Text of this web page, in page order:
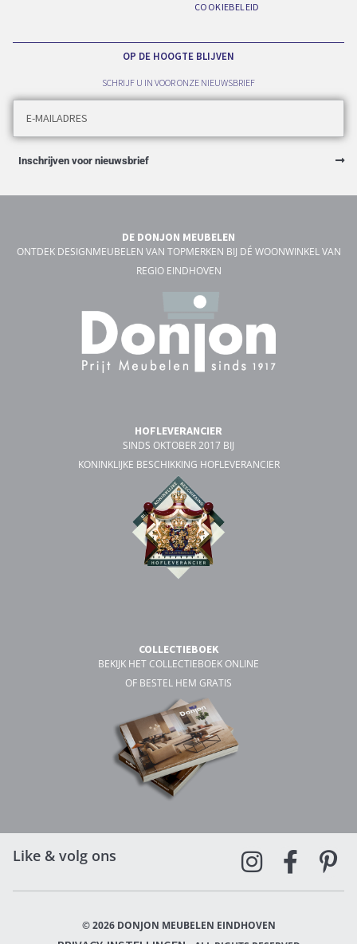
COOKIEBELEID
OP DE HOOGTE BLIJVEN
SCHRIJF U IN VOOR ONZE NIEUWSBRIEF
Inschrijven voor nieuwsbrief
DE DONJON MEUBELEN
ONTDEK DESIGNMEUBELEN VAN TOPMERKEN BIJ DÉ WOONWINKEL VAN
REGIO EINDHOVEN
HOFLEVERANCIER
SINDS OKTOBER 2017 BIJ
KONINKLIJKE BESCHIKKING HOFLEVERANCIER
COLLECTIEBOEK
BEKIJK HET COLLECTIEBOEK ONLINE
OF BESTEL HEM GRATIS
Like & volg ons
© 2026 DONJON MEUBELEN EINDHOVEN